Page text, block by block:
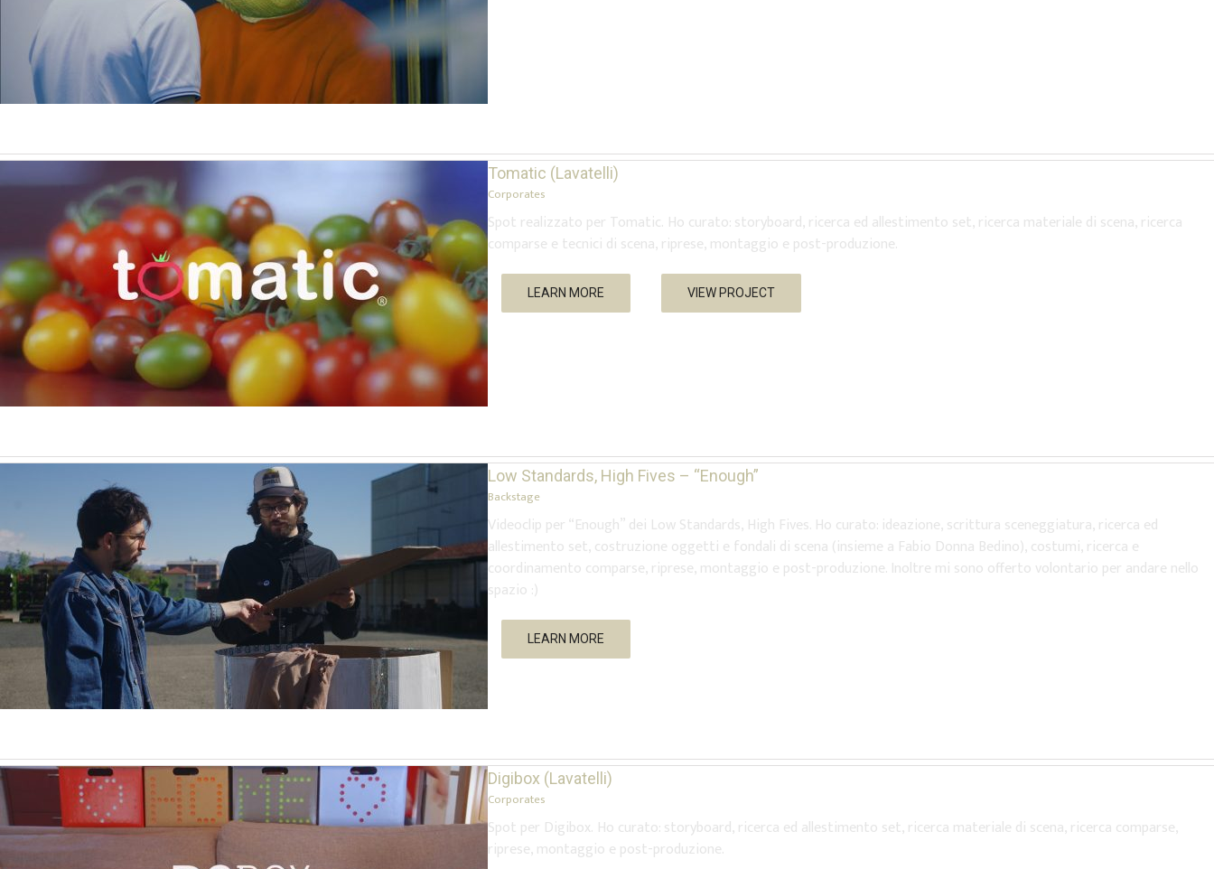
Tomatic (Lavatelli)
Tomatic (Lavatelli)
Corporates
Spot realizzato per Tomatic. Ho curato: storyboard, ricerca ed allestimento set, ricerca materiale di scena, ricerca
comparse e tecnici di scena, riprese, montaggio e post-produzione.
LEARN MORE VIEW PROJECT
Low Standards, High Fives – “Enough”
Backstage
Low Standards, High Fives – “Enough”
Backstage
Videoclip per “Enough” dei Low Standards, High Fives. Ho curato: ideazione, scrittura sceneggiatura, ricerca ed
allestimento set, costruzione oggetti e fondali di scena (insieme a Fabio Donna Bedino), costumi, ricerca e
coordinamento comparse, riprese, montaggio e post-produzione. Inoltre mi sono offerto volontario per andare nello
spazio :)
LEARN MORE
Digibox (Lavatelli)
Corporates
Digibox (Lavatelli)
Corporates
Spot per Digibox. Ho curato: storyboard, ricerca ed allestimento set, ricerca materiale di scena, ricerca comparse,
riprese, montaggio e post-produzione.